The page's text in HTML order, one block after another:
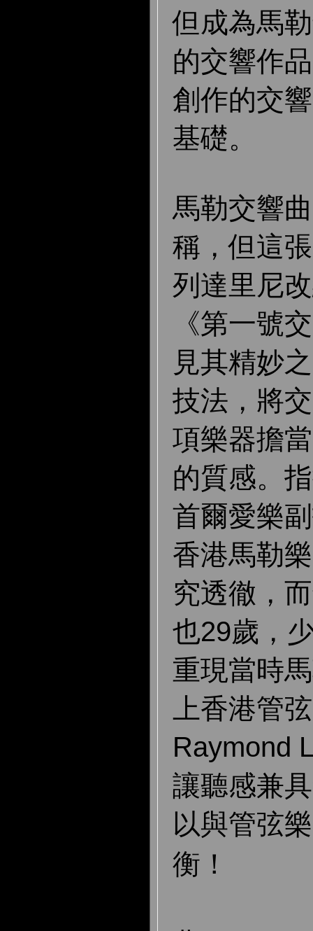
但成為馬
的交響作
創作的交
基礎。
馬勒交響
稱，但這
列達里尼
《第一號
見其精妙
技法，將
項樂器擔
的質感。
首爾愛樂
香港馬勒
究透徹，
也29歲，
重現當時
上香港管
Raymond
讓聽感兼
以與管弦
衡！